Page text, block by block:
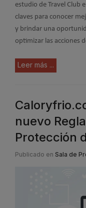
estudio de Travel Club
claves para conocer
y brindar una
optimizar las acciones
Leer más ...
nuevo
Protección
Publicado en Sala de